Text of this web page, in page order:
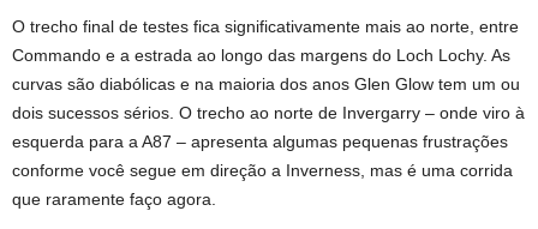
O trecho final de testes fica significativamente mais ao norte, entre
Commando e a estrada ao longo das margens do Loch Lochy. As
curvas são diabólicas e na maioria dos anos Glen Glow tem um ou
dois sucessos sérios. O trecho ao norte de Invergarry – onde viro à
esquerda para a A87 – apresenta algumas pequenas frustrações
conforme você segue em direção a Inverness, mas é uma corrida
que raramente faço agora.